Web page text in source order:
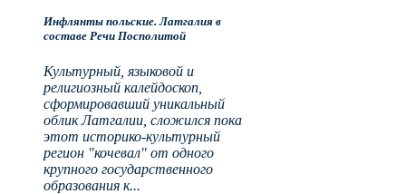
Инфлянты польские. Латгалия в
составе Речи Посполитой
Культурный, языковой и
религиозный калейдоскоп,
сформировавший уникальный
облик Латгалии, сложился пока
этот историко-культурный
регион "кочевал" от одного
крупного государственного
образования к...